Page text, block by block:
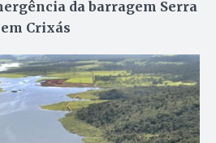
da barragem Serra
Crixás